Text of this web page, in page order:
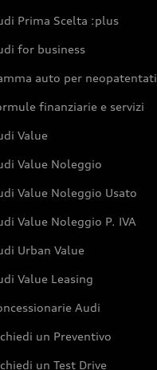
Prima Scelta :plus
for business
auto per neopatentati
finanziarie e servizi
Value
Value Noleggio
Value Noleggio Usato
Value Noleggio P. IVA
Urban Value
Value Leasing
Audi
un Preventivo
un Test Drive